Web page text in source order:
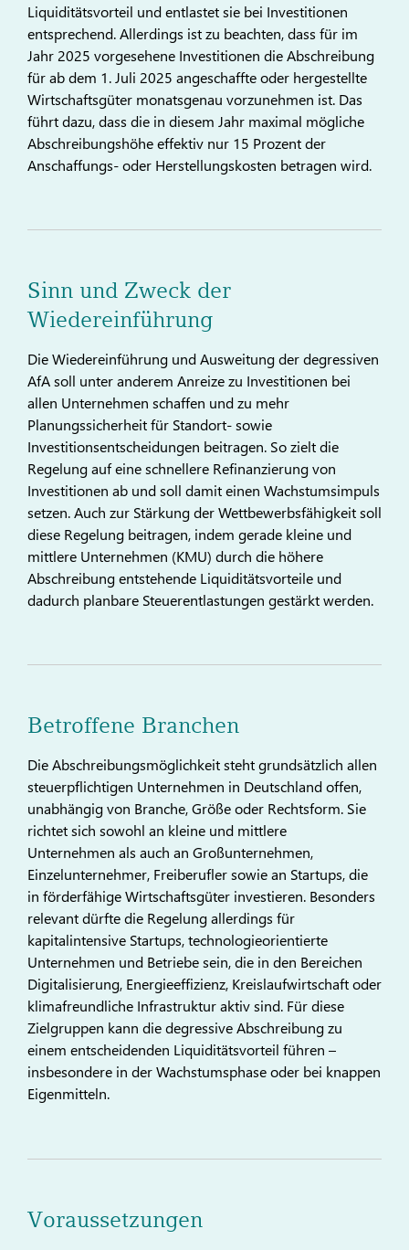
Liquiditätsvorteil und entlastet sie bei Investitionen
entsprechend. Allerdings ist zu beachten, dass für im
Jahr 2025 vorgesehene Investitionen die Abschreibung
für ab dem 1. Juli 2025 angeschaffte oder hergestellte
Wirtschaftsgüter monatsgenau vorzunehmen ist. Das
führt dazu, dass die in diesem Jahr maximal mögliche
Abschreibungshöhe effektiv nur 15 Prozent der
Anschaffungs- oder Herstellungskosten betragen wird.
Sinn und Zweck der
Wiedereinführung
Die Wiedereinführung und Ausweitung der degressiven
AfA soll unter anderem Anreize zu Investitionen bei
allen Unternehmen schaffen und zu mehr
Planungssicherheit für Standort- sowie
Investitionsentscheidungen beitragen. So zielt die
Regelung auf eine schnellere Refinanzierung von
Investitionen ab und soll damit einen Wachstumsimpuls
setzen. Auch zur Stärkung der Wettbewerbsfähigkeit soll
diese Regelung beitragen, indem gerade kleine und
mittlere Unternehmen (KMU) durch die höhere
Abschreibung entstehende Liquiditätsvorteile und
dadurch planbare Steuerentlastungen gestärkt werden.
Betroffene Branchen
Die Abschreibungsmöglichkeit steht grundsätzlich allen
steuerpflichtigen Unternehmen in Deutschland offen,
unabhängig von Branche, Größe oder Rechtsform. Sie
richtet sich sowohl an kleine und mittlere
Unternehmen als auch an Großunternehmen,
Einzelunternehmer, Freiberufler sowie an Startups, die
in förderfähige Wirtschaftsgüter investieren. Besonders
relevant dürfte die Regelung allerdings für
kapitalintensive Startups, technologieorientierte
Unternehmen und Betriebe sein, die in den Bereichen
Digitalisierung, Energieeffizienz, Kreislaufwirtschaft oder
klimafreundliche Infrastruktur aktiv sind. Für diese
Zielgruppen kann die degressive Abschreibung zu
einem entscheidenden Liquiditätsvorteil führen –
insbesondere in der Wachstumsphase oder bei knappen
Eigenmitteln.
Voraussetzungen